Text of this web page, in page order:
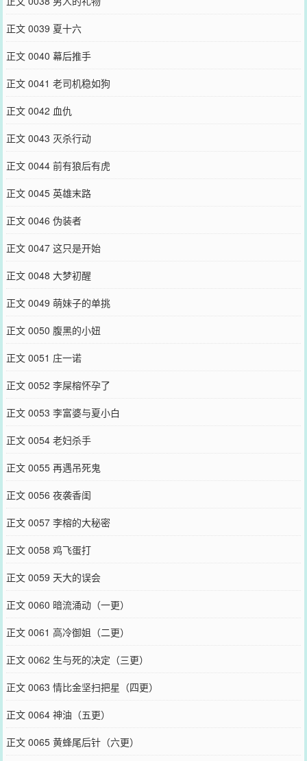
正文 0039 夏十六
正文 0040 幕后推手
正文 0041 老司机稳如狗
正文 0042 血仇
正文 0043 灭杀行动
正文 0044 前有狼后有虎
正文 0045 英雄末路
正文 0046 伪装者
正文 0047 这只是开始
正文 0048 大梦初醒
正文 0049 萌妹子的单挑
正文 0050 腹黑的小妞
正文 0051 庄一诺
正文 0052 李屎榕怀孕了
正文 0053 李富婆与夏小白
正文 0054 老妇杀手
正文 0055 再遇吊死鬼
正文 0056 夜袭香闺
正文 0057 李榕的大秘密
正文 0058 鸡飞蛋打
正文 0059 天大的误会
正文 0060 暗流涌动（一更）
正文 0061 高冷御姐（二更）
正文 0062 生与死的决定（三更）
正文 0063 情比金坚扫把星（四更）
正文 0064 神油（五更）
正文 0065 黄蜂尾后针（六更）